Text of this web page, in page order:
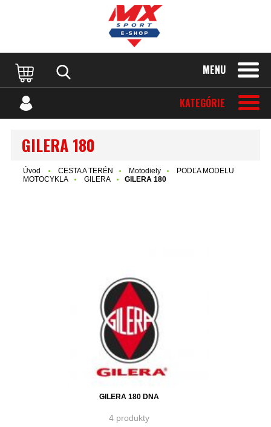
MENU
KATEGÓRIE
GILERA 180
Úvod CESTA A TERÉN Motodiely
PODĽA MODELU
MOTOCYKLA
GILERA GILERA 180
GILERA 180 DNA
4 produkty